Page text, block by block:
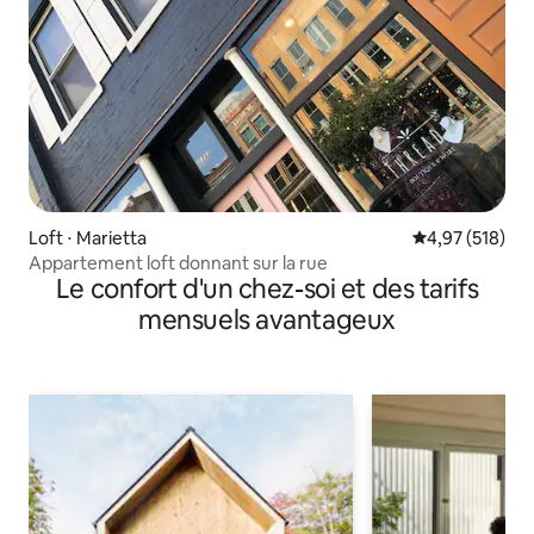
Loft ⋅ Marietta Évaluation
4,97 (518)
Appartement loft donnant sur la rue
Le confort d'un chez-soi et des tarifs
mensuels avantageux